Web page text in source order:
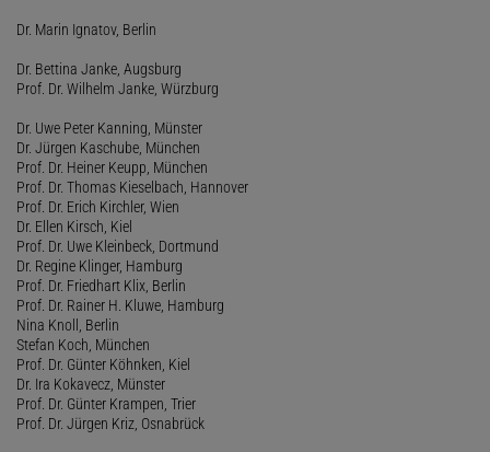
Dr. Marin Ignatov, Berlin
Dr. Bettina Janke, Augsburg
Prof. Dr. Wilhelm Janke, Würzburg
Dr. Uwe Peter Kanning, Münster
Dr. Jürgen Kaschube, München
Prof. Dr. Heiner Keupp, München
Prof. Dr. Thomas Kieselbach, Hannover
Prof. Dr. Erich Kirchler, Wien
Dr. Ellen Kirsch, Kiel
Prof. Dr. Uwe Kleinbeck, Dortmund
Dr. Regine Klinger, Hamburg
Prof. Dr. Friedhart Klix, Berlin
Prof. Dr. Rainer H. Kluwe, Hamburg
Nina Knoll, Berlin
Stefan Koch, München
Prof. Dr. Günter Köhnken, Kiel
Dr. Ira Kokavecz, Münster
Prof. Dr. Günter Krampen, Trier
Prof. Dr. Jürgen Kriz, Osnabrück